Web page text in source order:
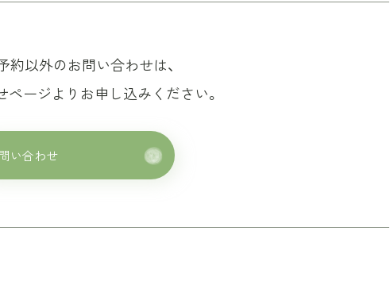
約以外のお問い合わせは、
ページよりお申し込みください。
い合わせ